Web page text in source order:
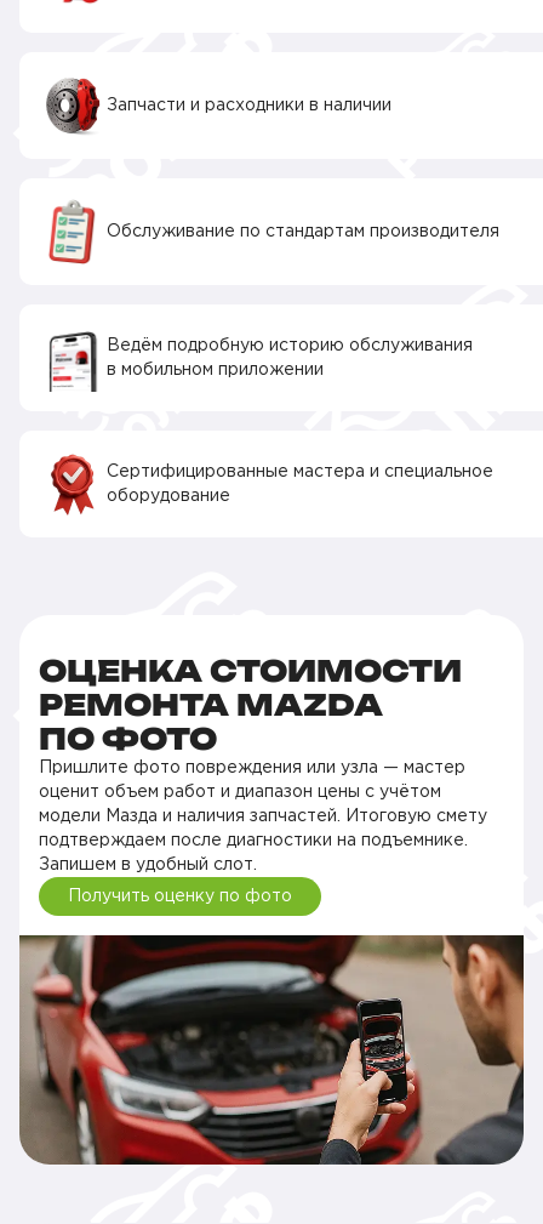
Запчасти и расходники в наличии
Обслуживание по стандартам производителя
Ведём подробную историю обслуживания
в мобильном приложении
Сертифицированные мастера и специальное
оборудование
ОЦЕНКА СТОИМОСТИ
РЕМОНТА MAZDA
ПО ФОТО
Пришлите фото повреждения или узла — мастер
оценит объем работ и диапазон цены с учётом
модели Мазда и наличия запчастей. Итоговую смету
подтверждаем после диагностики на подъемнике.
Запишем в удобный слот.
Получить оценку по фото